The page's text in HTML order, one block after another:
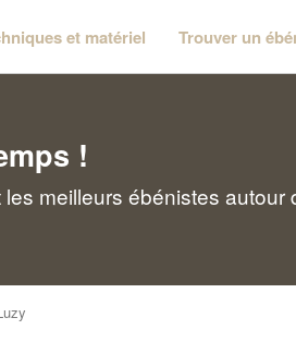
et matériel Trouver un
!
meilleurs ébénistes autour